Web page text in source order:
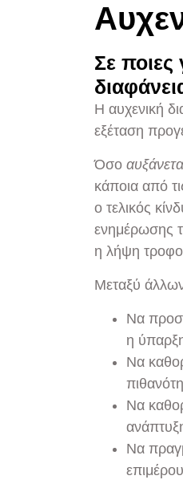
Σε ποιες
Η αυχενική
εξέταση
Όσο
κάποια από
ο τελικός
ενημέρωσης
η λήψη
Μεταξύ
Να
η
Να
Να
Να